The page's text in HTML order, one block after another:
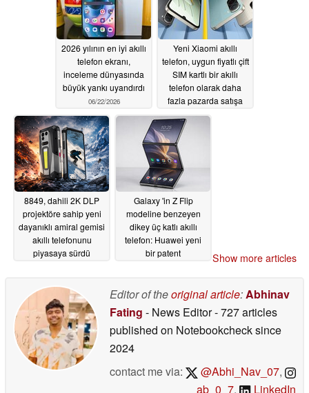
2026 yılının en iyi akıllı
telefon ekranı,
inceleme dünyasında
büyük yankı uyandırdı
06/22/2026
Yeni Xiaomi akıllı
telefon, uygun fiyatlı çift
SIM kartlı bir akıllı
telefon olarak daha
fazla pazarda satışa
sunuluyor
8849, dahili 2K DLP
projektöre sahip yeni
dayanıklı amiral gemisi
akıllı telefonunu
piyasaya sürdü
Galaxy 'in Z Flip
modeline benzeyen
dikey üç katlı akıllı
telefon: Huawei yeni
bir patent
Show more articles
Editor of theoriginal article:Abhinav
Fating - News Editor- 727 articles
published on Notebookchecksince
2024
contact me via:
@Abhi_Nav_07,
_ab_0_7, LinkedIn